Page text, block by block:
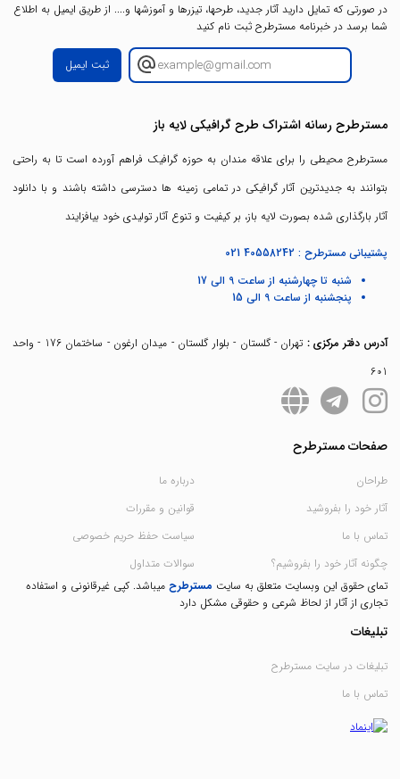
در صورتی که تمایل دارید آثار جدید، طرحها، تیزرها و آموزشها و.... از طریق ایمیل به اطلاع
شما برسد در خبرنامه مسترطرح ثبت نام کنید
ثبت ایمیل
مسترطرح رسانه اشتراک طرح گرافیکی لایه باز
مسترطرح محیطی را برای علاقه مندان به حوزه گرافیک فراهم آورده است تا به راحتی
بتوانند به جدیدترین آثار گرافیکی در تمامی زمینه ها دسترسی داشته باشند و با دانلود
آثار بارگذاری شده بصورت لایه باز، بر کیفیت و تنوع آثار تولیدی خود بیافزایند
پشتیبانی مسترطرح : 021 40558242
شنبه تا چهارشنبه از ساعت 9 الی 17
پنجشنبه از ساعت 9 الی 15
آدرس دفتر مرکزی :
تهران - گلستان - بلوار گلستان - میدان ارغون - ساختمان 176 - واحد
601
صفحات مسترطرح
طراحان
آثار خود را بفروشید
تماس با ما
چگونه آثار خود را بفروشیم؟
درباره ما
قوانین و مقررات
سیاست حفظ حریم خصوصی
سوالات متداول
تمای حقوق این وبسایت متعلق به سایت مسترطرح میباشد. کپی غیرقانونی و استفاده
تجاری از آثار از لحاظ شرعی و حقوقی مشکل دارد
تبلیغات
تبلیغات در سایت مسترطرح
تماس با ما